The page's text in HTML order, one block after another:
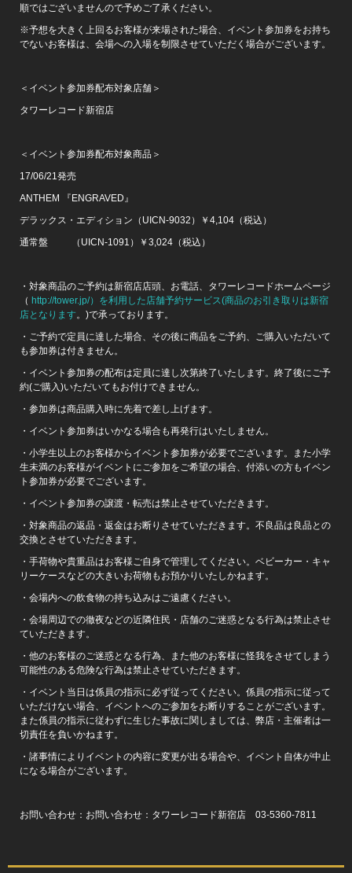
順ではございませんので予めご了承ください。
※予想を大きく上回るお客様が来場された場合、イベント参加券をお持ち
でないお客様は、会場への入場を制限させていただく場合がございます。
＜イベント参加券配布対象店舗＞
タワーレコード新宿店
＜イベント参加券配布対象商品＞
17/06/21発売
ANTHEM 『ENGRAVED』
デラックス・エディション（UICN-9032）￥4,104（税込）
通常盤 （UICN-1091）￥3,024（税込）
・対象商品のご予約は新宿店店頭、お電話、タワーレコードホームページ
（ http://tower.jp/）を利用した店舗予約サービス(商品のお引き取りは新宿
店となります。)で承っております。
・ご予約で定員に達した場合、その後に商品をご予約、ご購入いただいて
も参加券は付きません。
・イベント参加券の配布は定員に達し次第終了いたします。終了後にご予
約(ご購入)いただいてもお付けできません。
・参加券は商品購入時に先着で差し上げます。
・イベント参加券はいかなる場合も再発行はいたしません。
・小学生以上のお客様からイベント参加券が必要でございます。また小学
生未満のお客様がイベントにご参加をご希望の場合、付添いの方もイベン
ト参加券が必要でございます。
・イベント参加券の譲渡・転売は禁止させていただきます。
・対象商品の返品・返金はお断りさせていただきます。不良品は良品との
交換とさせていただきます。
・手荷物や貴重品はお客様ご自身で管理してください。ベビーカー・キャ
リーケースなどの大きいお荷物もお預かりいたしかねます。
・会場内への飲食物の持ち込みはご遠慮ください。
・会場周辺での徹夜などの近隣住民・店舗のご迷惑となる行為は禁止させ
ていただきます。
・他のお客様のご迷惑となる行為、また他のお客様に怪我をさせてしまう
可能性のある危険な行為は禁止させていただきます。
・イベント当日は係員の指示に必ず従ってください。係員の指示に従って
いただけない場合、イベントへのご参加をお断りすることがございます。
また係員の指示に従わずに生じた事故に関しましては、弊店・主催者は一
切責任を負いかねます。
・諸事情によりイベントの内容に変更が出る場合や、イベント自体が中止
になる場合がございます。
お問い合わせ：お問い合わせ：タワーレコード新宿店 03-5360-7811